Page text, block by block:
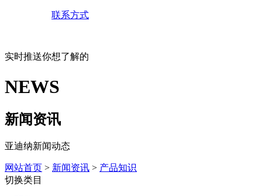
联系方式
实时推送你想了解的
NEWS
新闻资讯
亚迪纳新闻动态
网站首页 > 新闻资讯 > 产品知识
切换类目